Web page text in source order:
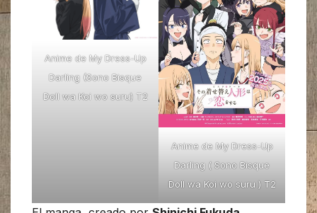
Anime de My Dress-Up
Darling (Sono Bisque
Doll wa Koi wo suru) T2
Anime de My Dress-Up
Darling ( Sono Bisque
Doll wa Koi wo suru ) T2